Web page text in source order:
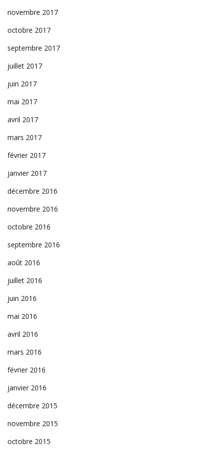
novembre 2017
octobre 2017
septembre 2017
juillet 2017
juin 2017
mai 2017
avril 2017
mars 2017
février 2017
janvier 2017
décembre 2016
novembre 2016
octobre 2016
septembre 2016
août 2016
juillet 2016
juin 2016
mai 2016
avril 2016
mars 2016
février 2016
janvier 2016
décembre 2015
novembre 2015
octobre 2015